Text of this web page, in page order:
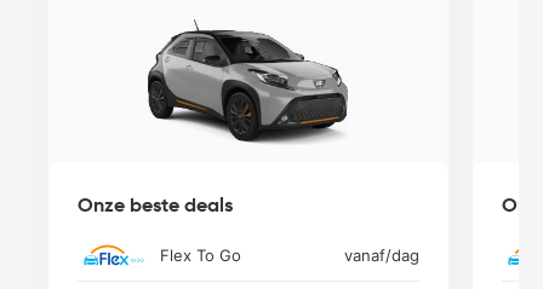
Onze beste deals
Flex To Go vanaf/dag